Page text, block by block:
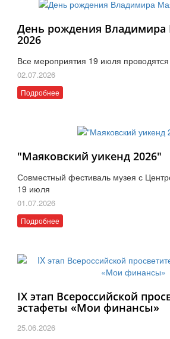
День рождения Владимира
2026
Все мероприятия 19 июля
02.07.2026
Подробнее
"Маяковский уикенд 2026"
Совместный фестиваль музея с
19 июля
01.07.2026
Подробнее
IX этап Всероссийской
эстафеты «Мои финансы»
25.06.2026